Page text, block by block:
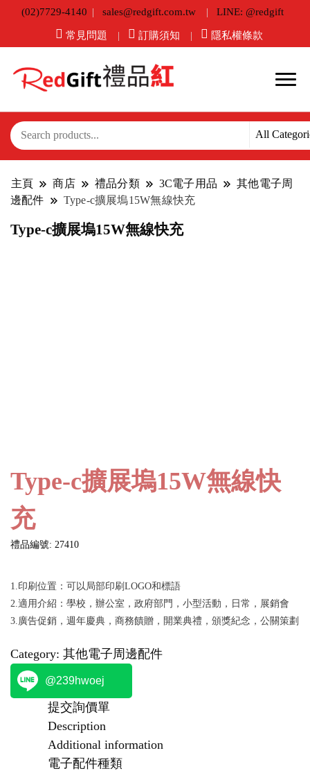
(02)7729-4140 sales@redgift.com.tw LINE: @redgift
常見問題 訂購須知 隱私權條款
主頁 商店 禮品分類 3C電子用品
其他電子周
邊配件
Type-c擴展塢15W無線快充
Type-c擴展塢15W無線快充
Type-c擴展塢15W無線快
充
禮品編號: 27410
1.印刷位置：可以局部印刷LOGO和標語
2.適用介紹：學校，辦公室，政府部門，小型活動，日常，展銷會
3.廣告促銷，週年慶典，商務饋贈，開業典禮，頒獎紀念，公關策劃
Category: 其他電子周邊配件
@239hwoej
提交詢價單
Description
Additional information
電子配件種類